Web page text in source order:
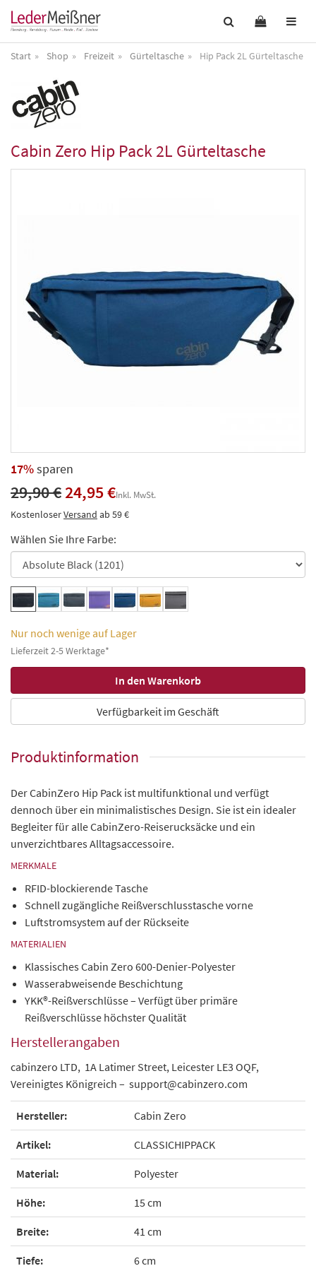
Start Shop Freizeit Gürteltasche Hip Pack 2L Gürteltasche
Cabin Zero Hip Pack 2L Gürteltasche
17%sparen
29,90 €24,95 €Inkl. MwSt.
KostenloserVersand ab 59 €
Wählen Sie Ihre Farbe:
Nur noch wenige auf Lager
Lieferzeit 2-5 Werktage*
Verfügbarkeit im Geschäft
Produktinformation
Der CabinZero Hip Pack ist multifunktional und verfügt
dennoch über ein minimalistisches Design. Sie ist ein idealer
Begleiter für alle CabinZero-Reiserucksäcke und ein
unverzichtbares Alltagsaccessoire.
MERKMALE
RFID-blockierende Tasche
Schnell zugängliche Reißverschlusstasche vorne
Luftstromsystem auf der Rückseite
MATERIALIEN
Klassisches Cabin Zero 600-Denier-Polyester
Wasserabweisende Beschichtung
YKK®-Reißverschlüsse – Verfügt über primäre
Reißverschlüsse höchster Qualität
Herstellerangaben
cabinzero LTD, 1A Latimer Street, Leicester LE3 OQF,
Vereinigtes Königreich – support@cabinzero.com
Hersteller: Cabin Zero
Artikel: CLASSICHIPPACK
Material: Polyester
Höhe: 15 cm
Breite: 41 cm
Tiefe: 6 cm